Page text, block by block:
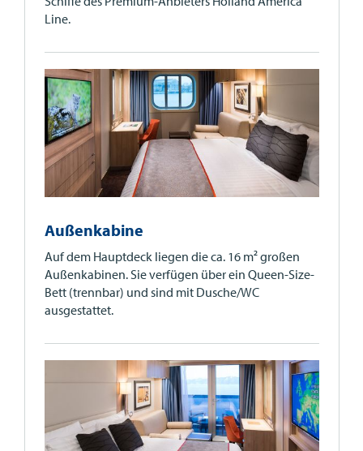
Line.
Außenkabine
Auf dem Hauptdeck liegen die ca. 16 m² großen
Außenkabinen. Sie verfügen über ein Queen-Size-
Bett (trennbar) und sind mit Dusche/WC
ausgestattet.